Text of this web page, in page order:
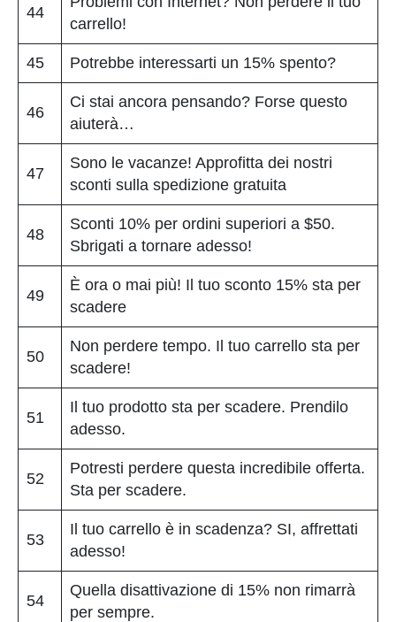
44
carrello!
45 Potrebbe interessarti un 15% spento?
46
Ci stai ancora pensando? Forse questo
aiuterà…
47
Sono le vacanze! Approfitta dei nostri
sconti sulla spedizione gratuita
48
Sconti 10% per ordini superiori a $50.
Sbrigati a tornare adesso!
49
È ora o mai più! Il tuo sconto 15% sta per
scadere
50
Non perdere tempo. Il tuo carrello sta per
scadere!
51
Il tuo prodotto sta per scadere. Prendilo
adesso.
52
Potresti perdere questa incredibile offerta.
Sta per scadere.
53
Il tuo carrello è in scadenza? SI, affrettati
adesso!
54
Quella disattivazione di 15% non rimarrà
per sempre.